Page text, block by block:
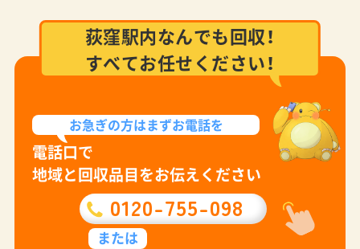
荻窪駅内なんでも回収！
すべてお任せください！
お急ぎの方はまずお電話を
電話口で
地域と回収品目をお伝えください
0120-755-098
または